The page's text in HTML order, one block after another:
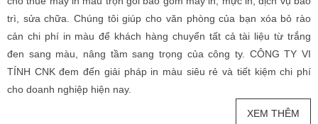
trì, sửa chữa. Chúng tôi giúp cho văn phòng của bạn xóa bỏ rào
cản chi phí in màu để khách hàng chuyển tất cả tài liệu từ trắng
đen sang màu, nâng tầm sang trọng của công ty. CÔNG TY VI
TÍNH CNK đem đến giải pháp in màu siêu rẻ và tiết kiệm chi phí
cho doanh nghiệp hiện nay.
XEM THÊM